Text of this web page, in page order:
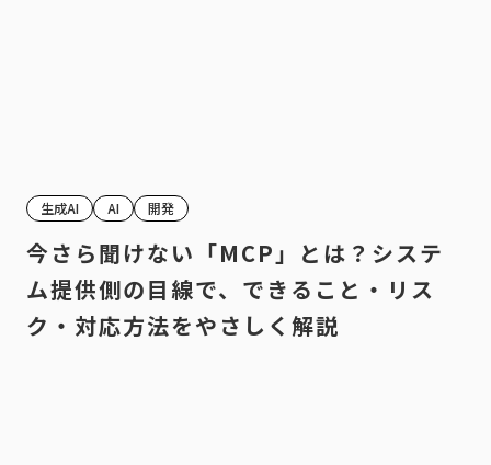
生成AI AI 開発
今さら聞けない「MCP」とは？システ
ム提供側の目線で、できること・リス
ク・対応方法をやさしく解説